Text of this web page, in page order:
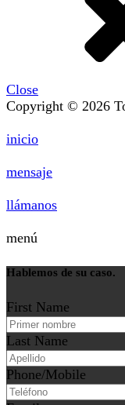
Close
Copyright © 2026
inicio
mensaje
llámanos
menú
Hablemos de su caso.
First Name
Last Name
Phone/Mobile